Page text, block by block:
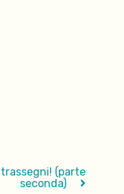
(parte
seconda)